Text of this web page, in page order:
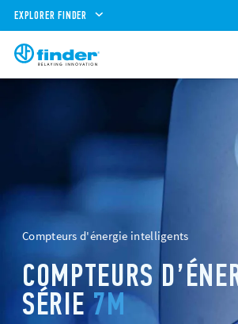
EXPLORER FINDER
Compteurs d'énergie intelligents
COMPTEURS
SÉRIE7M